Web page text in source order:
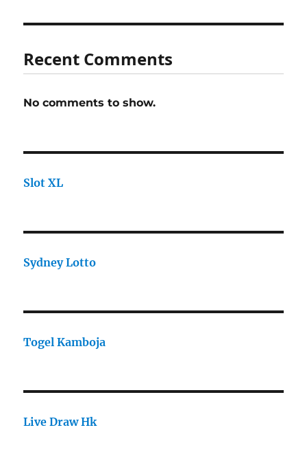
Recent Comments
No comments to show.
Slot XL
Sydney Lotto
Togel Kamboja
Live Draw Hk